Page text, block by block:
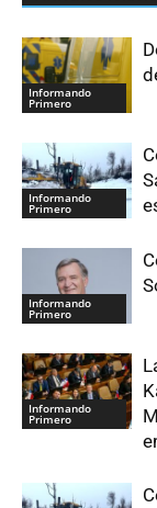
Informando
Primero
Informando
Primero
Informando
Primero
Informando
Primero